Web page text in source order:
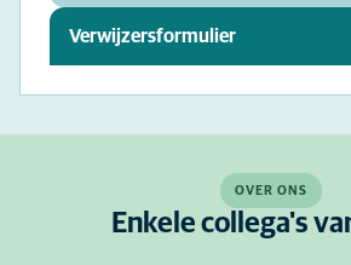
Verwijzersformulier
OVER ONS
Enkele collega's